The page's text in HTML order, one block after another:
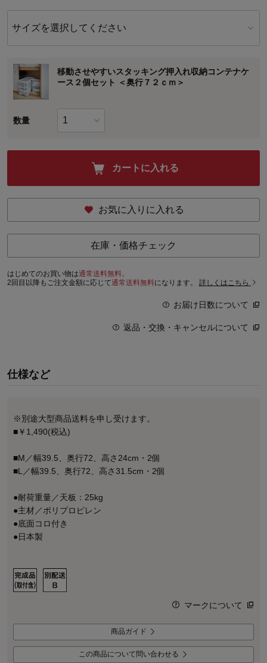
サイズを選択してください
移動させやすいスタッキング押入れ収納コンテナケ
ース２個セット ＜奥行７２ｃｍ＞
数量
カートに入れる
お気に入りに入れる
在庫・価格チェック
はじめてのお買い物は通常送料無料。
2回目以降もご注文金額に応じて通常送料無料になります。 詳しくはこちら
お届け日数について
返品・交換・キャンセルについて
仕様など
※別途大型商品送料を申し受けます。
■￥1,490(税込)
■M／幅39.5、奥行72、高さ24cm・2個
■L／幅39.5、奥行72、高さ31.5cm・2個
●耐荷重量／天板：25kg
●主材／ポリプロピレン
●底面コロ付き
●日本製
マークについて
商品ガイド
この商品について問い合わせる